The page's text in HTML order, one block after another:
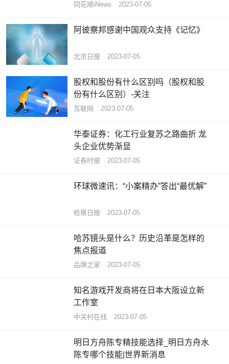
同花顺iNews 2023-07-05
阿彼察邦感谢中国观众支持《记忆》
北京日报 2023-07-05
股权和股份有什么区别吗（股权和股
份有什么区别）-关注
互联网 2023-07-05
华泰证券：化工行业复苏之路曲折 龙
头企业优势渐显
证券时报 2023-07-05
环球微速讯：“小案精办”答出“最优解”
检察日报 2023-07-05
哈苏镜头是什么？历史沿革是怎样的
焦点报道
品牌之家 2023-07-05
知名游戏开发商将在日本大阪设立新
工作室
中关村在线 2023-07-05
明日方舟陈专精技能选择_明日方舟水
陈专哪个技能|世界新消息